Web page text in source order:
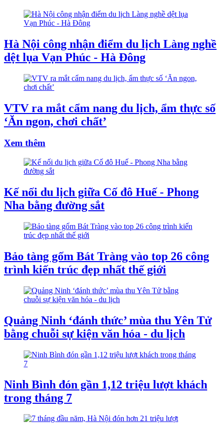
Hà Nội công nhận điểm du lịch Làng nghề
dệt lụa Vạn Phúc - Hà Đông
VTV ra mắt cẩm nang du lịch, ẩm thực số
‘Ăn ngon, chơi chất’
Xem thêm
Kế nối du lịch giữa Cố đô Huế - Phong
Nha bằng đường sắt
Bảo tàng gốm Bát Tràng vào top 26 công
trình kiến trúc đẹp nhất thế giới
Quảng Ninh ‘đánh thức’ mùa thu Yên Tử
bằng chuỗi sự kiện văn hóa - du lịch
Ninh Bình đón gần 1,12 triệu lượt khách
trong tháng 7